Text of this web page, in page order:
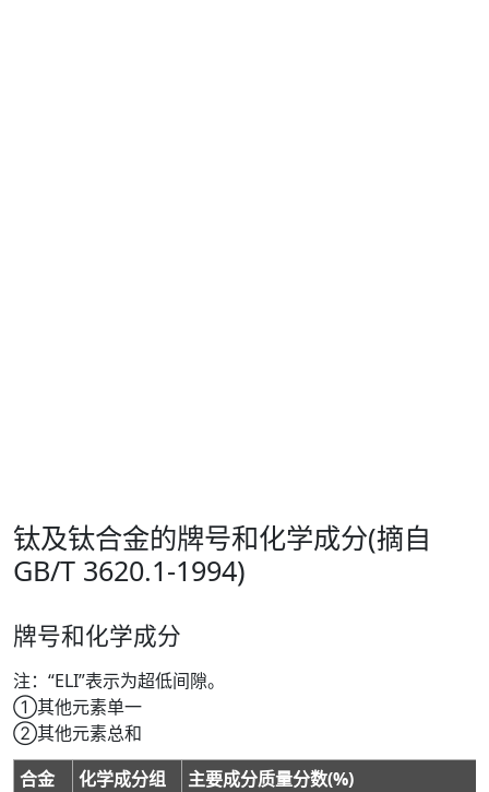
钛及钛合金的牌号和化学成分(摘自
GB/T 3620.1-1994)
牌号和化学成分
注：“ELI”表示为超低间隙。
①其他元素单一
②其他元素总和
合金
化学成分组
主要成分质量分数(%)